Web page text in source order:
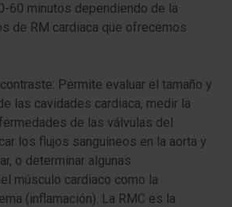
60 minutos dependiendo de la
de RM cardiaca que ofrecemos
Permite evaluar el tamaño y
las cavidades cardiaca, medir la
de las válvulas del
los flujos sanguíneos en la aorta y
o determinar algunas
músculo cardiaco como la
(inflamación). La RMC es la